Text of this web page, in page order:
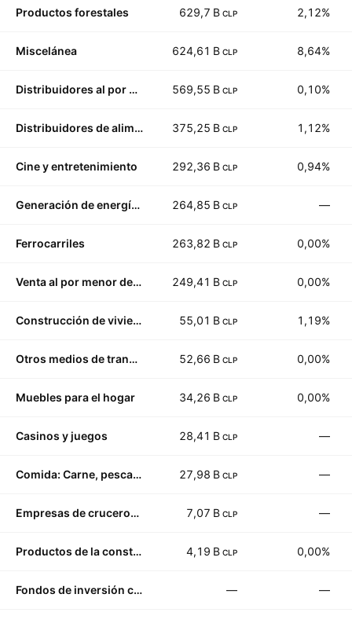
Productos forestales 629,7 B CLP 2,12%
Miscelánea 624,61 B CLP 8,64%
Distribuidores al por mayor 569,55 B CLP 0,10%
Distribuidores de alimentos 375,25 B CLP 1,12%
Cine y entretenimiento 292,36 B CLP 0,94%
Generación de energía alternativa 264,85 B CLP —
Ferrocarriles 263,82 B CLP 0,00%
Venta al por menor de ropa y calzado 249,41 B CLP 0,00%
Construcción de viviendas 55,01 B CLP 1,19%
Otros medios de transporte 52,66 B CLP 0,00%
Muebles para el hogar 34,26 B CLP 0,00%
Casinos y juegos 28,41 B CLP —
Comida: Carne, pescado y lácteos 27,98 B CLP —
Empresas de cruceros, hoteles y resorts 7,07 B CLP —
Productos de la construcción 4,19 B CLP 0,00%
Fondos de inversión colectiva y sociedades de inversión — —